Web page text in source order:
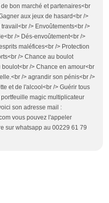
bon marché et partenaires<br
aux jeux de hasard<br />
/> Envoûtements<br />
/> Dés-envoûtement<br />
maléfices<br /> Protection
/> Chance au boulot
/> Chance en amour<br
/> agrandir son pénis<br />
et de l'alcool<br /> Guérir tous
magic multiplicateur
son adresse mail :
vous pouvez l'appeler
sur whatsapp au 00229 61 79